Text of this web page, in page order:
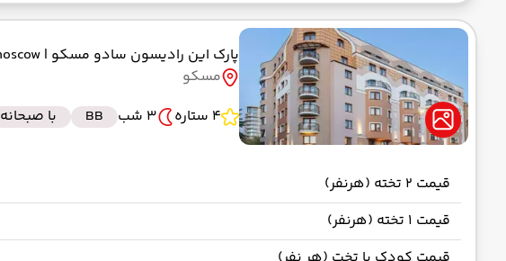
پارک این رادیسون سادو مسکو | park inn radisson sadu moscow
مسکو
4 ستاره
3 شب BB با صبحانه
قیمت 2 تخته (هرنفر)
قیمت 1 تخته (هرنفر)